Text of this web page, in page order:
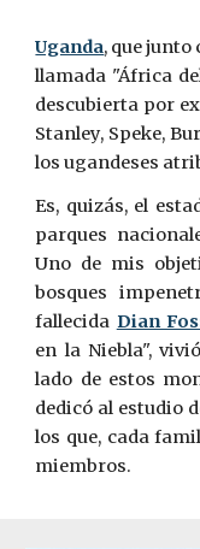
Uganda, que
llamada "África
descubierta por
Stanley, Speke,
los ugandeses
Es, quizás, el
parques
Uno de mis
bosques
fallecida Dian
en la Niebla",
lado de estos
dedicó al estudio
los que, cada
miembros.